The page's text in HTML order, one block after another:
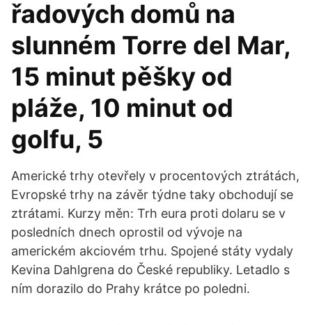
řadových domů na
slunném Torre del Mar,
15 minut pěšky od
pláže, 10 minut od
golfu, 5
Americké trhy otevřely v procentových ztrátách,
Evropské trhy na závěr týdne taky obchodují se
ztrátami. Kurzy měn: Trh eura proti dolaru se v
posledních dnech oprostil od vývoje na
americkém akciovém trhu. Spojené státy vydaly
Kevina Dahlgrena do České republiky. Letadlo s
ním dorazilo do Prahy krátce po poledni.